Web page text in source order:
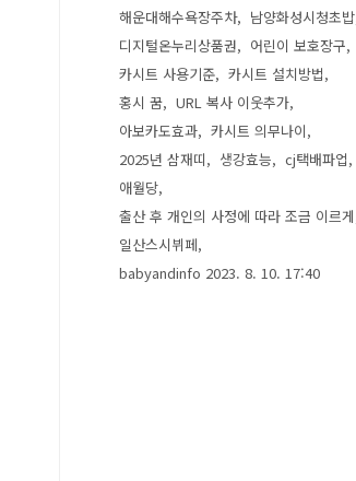
해운대해수욕장주차
남양화성시청초밥
디지털온누리상품권
어린이 보호장구
카시트 사용기준
카시트 설치방법
홍시 꿈
URL 복사 이웃추가
아보카도효과
카시트 의무나이
2025년 삼재띠
생강효능
cj택배파업
애월당
출산 후 개인의 사정에 따라 조금 이르게
일산스시뷔페
babyandinfo 2023. 8. 10. 17:40